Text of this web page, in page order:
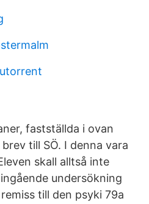
fastställda i ovan
till SÖ. I denna vara
skall alltså inte
undersökning
till den psyki 79a